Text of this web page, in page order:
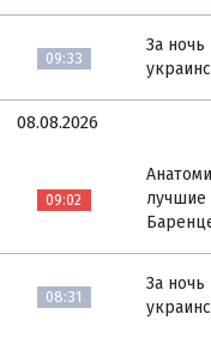
09:33
За ночь
08.08.2026
09:02
08:31
За